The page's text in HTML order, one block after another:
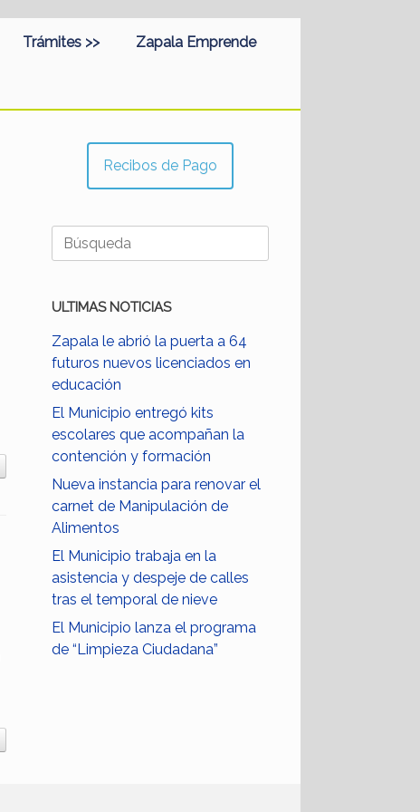
Trámites >> Zapala Emprende
Recibos de Pago
Buscar:
ULTIMAS NOTICIAS
Zapala le abrió la puerta a 64
futuros nuevos licenciados en
educación
El Municipio entregó kits
escolares que acompañan la
contención y formación
Nueva instancia para renovar el
carnet de Manipulación de
Alimentos
El Municipio trabaja en la
asistencia y despeje de calles
tras el temporal de nieve
El Municipio lanza el programa
de “Limpieza Ciudadana”